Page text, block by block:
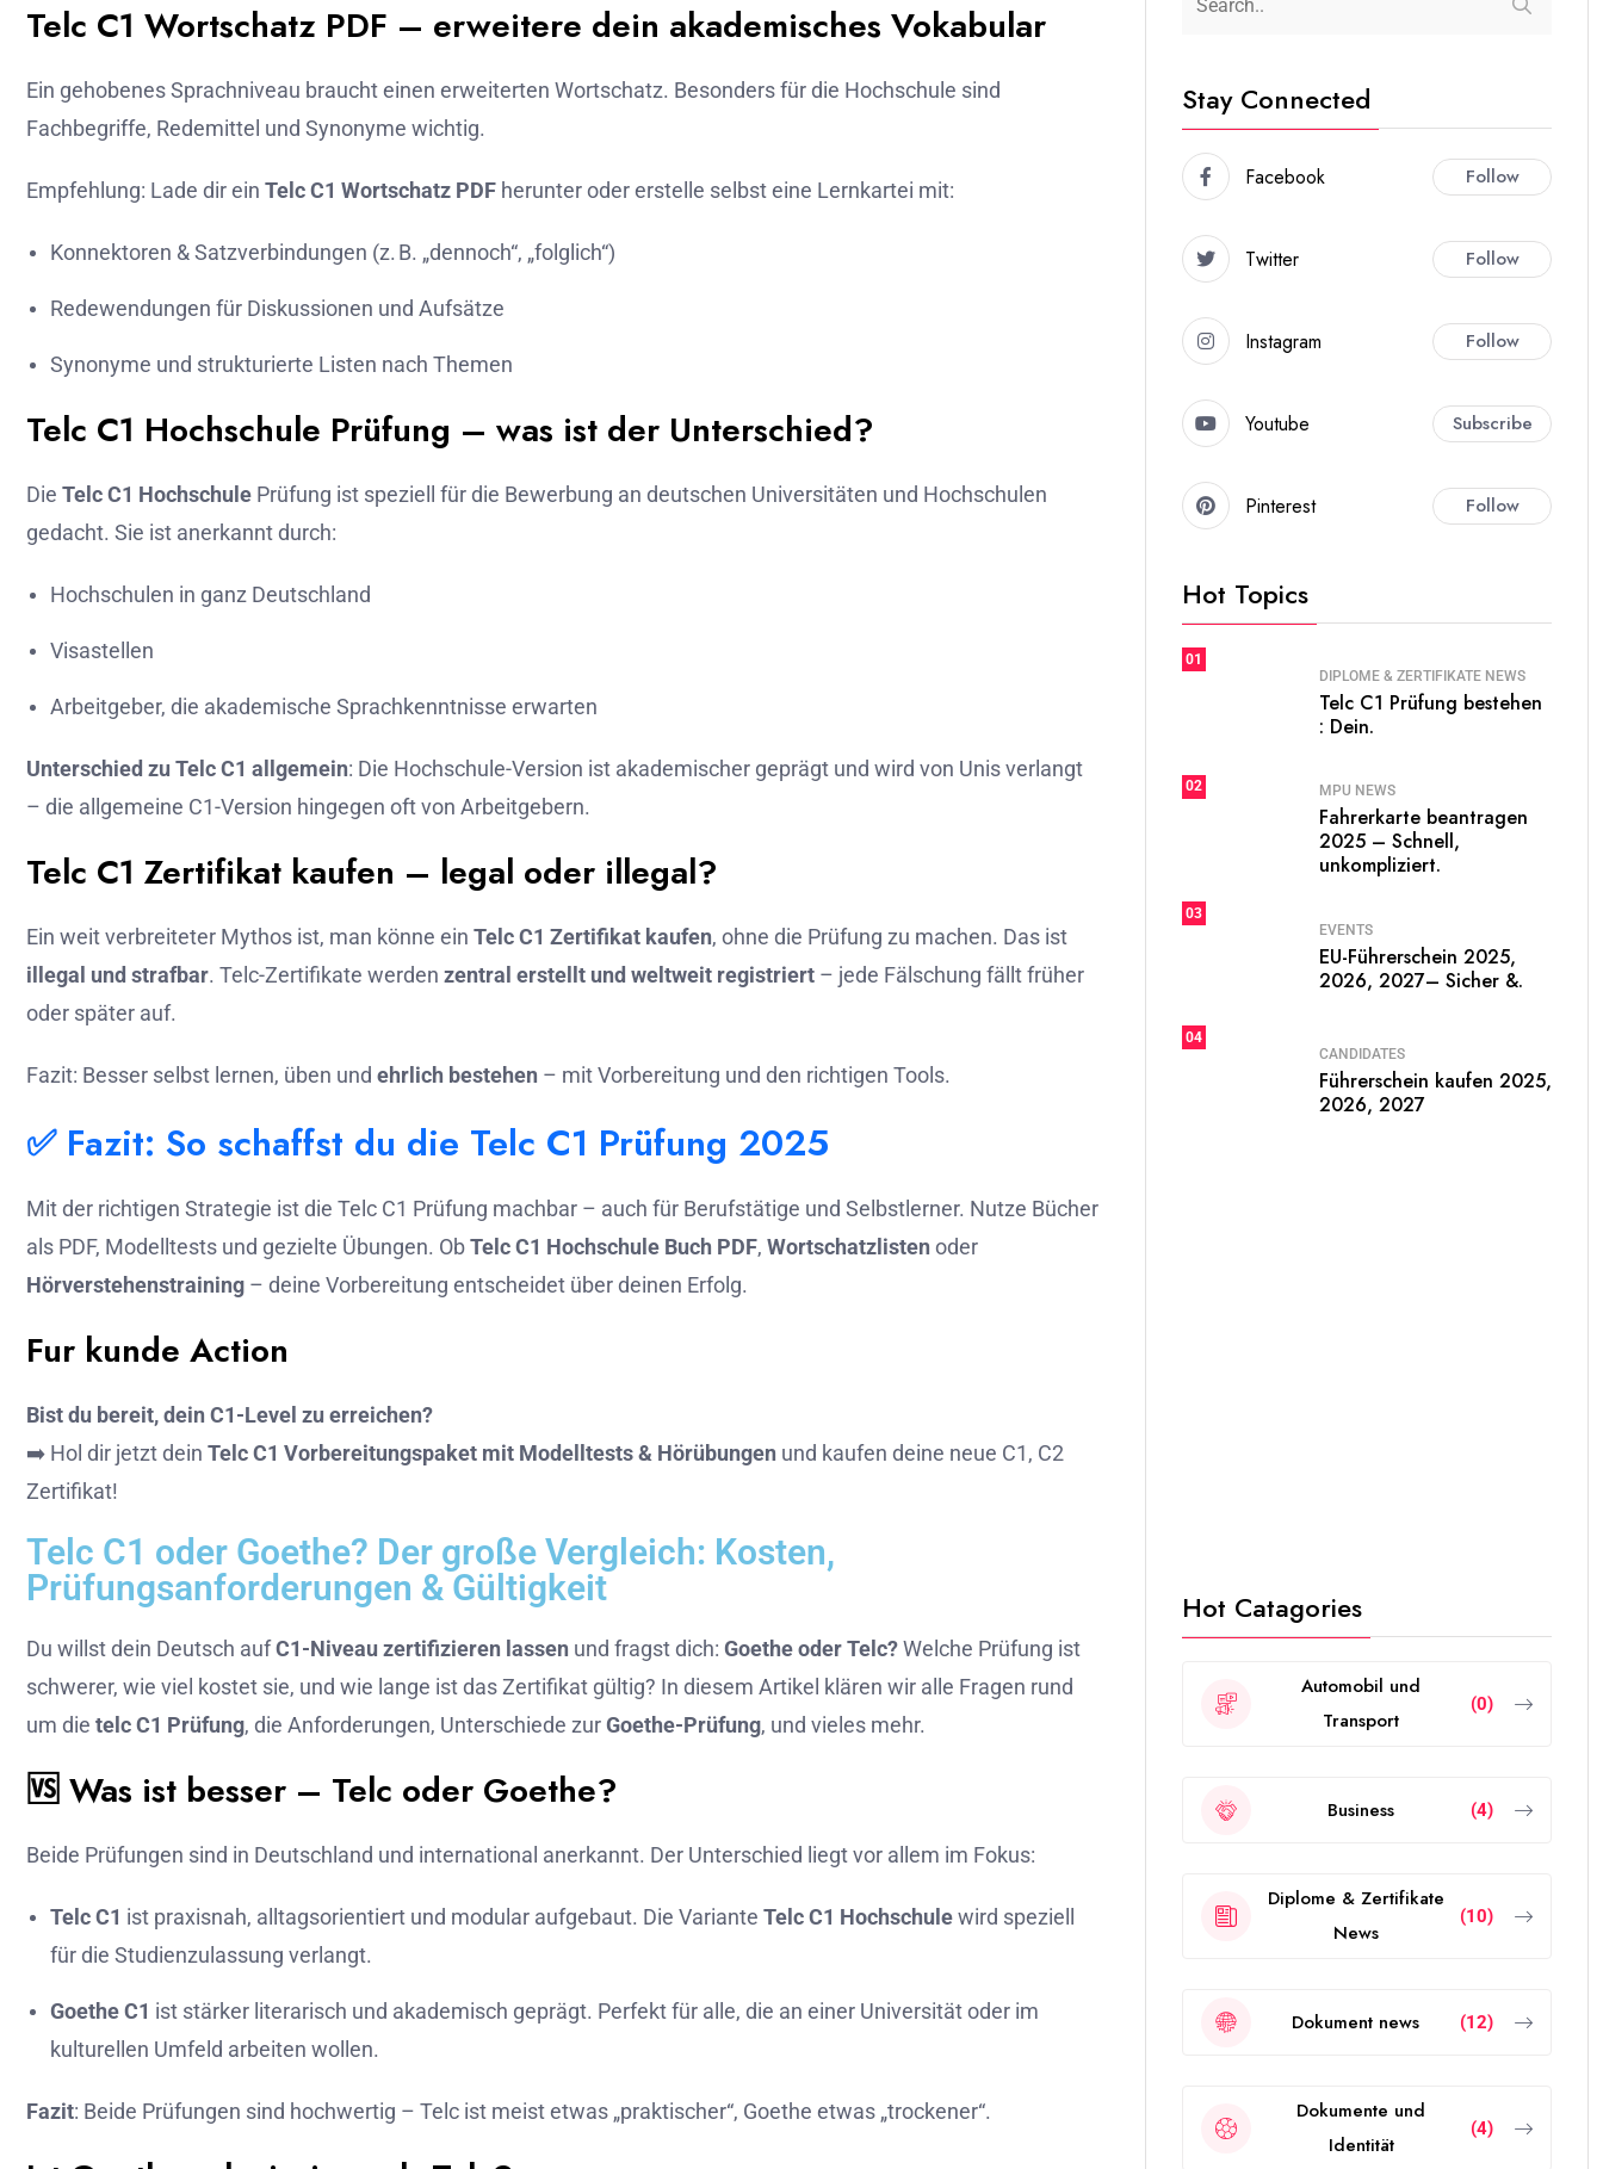
Telc C1 Wortschatz PDF – erweitere dein akademisches Vokabular
Ein gehobenes Sprachniveau braucht einen erweiterten Wortschatz. Besonders für die Hochschule sind
Fachbegriffe, Redemittel und Synonyme wichtig.
Empfehlung: Lade dir ein Telc C1 Wortschatz PDF herunter oder erstelle selbst eine Lernkartei mit:
Konnektoren & Satzverbindungen (z. B. „dennoch“, „folglich“)
Redewendungen für Diskussionen und Aufsätze
Synonyme und strukturierte Listen nach Themen
Telc C1 Hochschule Prüfung – was ist der Unterschied?
Die Telc C1 Hochschule Prüfung ist speziell für die Bewerbung an deutschen Universitäten und Hochschulen
gedacht. Sie ist anerkannt durch:
Hochschulen in ganz Deutschland
Visastellen
Arbeitgeber, die akademische Sprachkenntnisse erwarten
Unterschied zu Telc C1 allgemein: Die Hochschule-Version ist akademischer geprägt und wird von Unis verlangt
– die allgemeine C1-Version hingegen oft von Arbeitgebern.
Telc C1 Zertifikat kaufen – legal oder illegal?
Ein weit verbreiteter Mythos ist, man könne ein Telc C1 Zertifikat kaufen, ohne die Prüfung zu machen. Das ist
illegal und strafbar. Telc-Zertifikate werden zentral erstellt und weltweit registriert – jede Fälschung fällt früher
oder später auf.
Fazit: Besser selbst lernen, üben und ehrlich bestehen – mit Vorbereitung und den richtigen Tools.
✅ Fazit: So schaffst du die Telc C1 Prüfung 2025
Mit der richtigen Strategie ist die Telc C1 Prüfung machbar – auch für Berufstätige und Selbstlerner. Nutze Bücher
als PDF, Modelltests und gezielte Übungen. ObTelc C1 Hochschule Buch PDF, Wortschatzlisten oder
Hörverstehenstraining – deine Vorbereitung entscheidet über deinen Erfolg.
Fur kunde Action
Bist du bereit, dein C1-Level zu erreichen?
➡️ Hol dir jetzt dein Telc C1 Vorbereitungspaket mit Modelltests & Hörübungen und kaufen deine neue C1, C2
Zertifikat!
Telc C1 oder Goethe? Der große Vergleich: Kosten,
Prüfungsanforderungen & Gültigkeit
Du willst dein Deutsch aufC1-Niveau zertifizieren lassen und fragst dich: Goethe oder Telc?Welche Prüfung ist
schwerer, wie viel kostet sie, und wie lange ist das Zertifikat gültig? In diesem Artikel klären wir alle Fragen rund
um die telc C1 Prüfung, die Anforderungen, Unterschiede zurGoethe-Prüfung, und vieles mehr.
🆚 Was ist besser – Telc oder Goethe?
Beide Prüfungen sind in Deutschland und international anerkannt. Der Unterschied liegt vor allem im Fokus:
Telc C1 ist praxisnah, alltagsorientiert und modular aufgebaut. Die Variante Telc C1 Hochschulewird speziell
für die Studienzulassung verlangt.
Goethe C1 ist stärker literarisch und akademisch geprägt. Perfekt für alle, die an einer Universität oder im
kulturellen Umfeld arbeiten wollen.
Fazit: Beide Prüfungen sind hochwertig – Telc ist meist etwas „praktischer“, Goethe etwas „trockener“.
Stay Connected
Facebook Follow
Twitter Follow
Instagram Follow
Youtube Subscribe
Pinterest Follow
Hot Topics
01
DIPLOME & ZERTIFIKATE NEWS
Telc C1 Prüfung bestehen
: Dein.
02 MPU NEWS
Fahrerkarte beantragen
2025 – Schnell,
unkompliziert.
03
EVENTS
EU-Führerschein 2025,
2026, 2027– Sicher &.
04
CANDIDATES
Führerschein kaufen 2025,
2026, 2027
Hot Catagories
Automobil und
Transport
(0)
Business (4)
Diplome & Zertifikate
News
(10)
Dokument news (12)
Dokumente und
Identität
(4)